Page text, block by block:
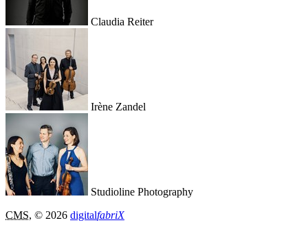
Claudia Reiter
Irène Zandel
Studioline Photography
CMS, © 2026 digitalfabriX